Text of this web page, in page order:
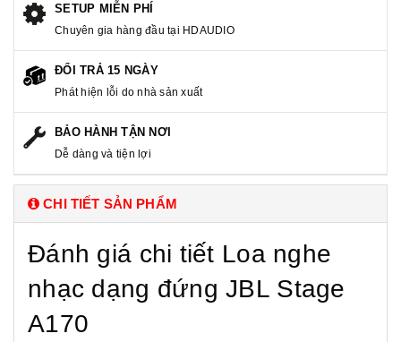
SETUP MIỄN PHÍ
Chuyên gia hàng đầu tại HDAUDIO
ĐỔI TRẢ 15 NGÀY
Phát hiện lỗi do nhà sản xuất
BẢO HÀNH TẬN NƠI
Dễ dàng và tiện lợi
CHI TIẾT SẢN PHẨM
Đánh giá chi tiết Loa nghe
nhạc dạng đứng JBL Stage
A170